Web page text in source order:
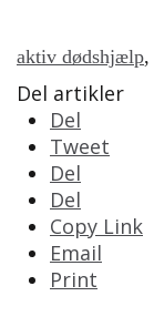
aktiv dødshjælp,
Del artikler
Del
Tweet
Del
Del
Copy Link
Email
Print